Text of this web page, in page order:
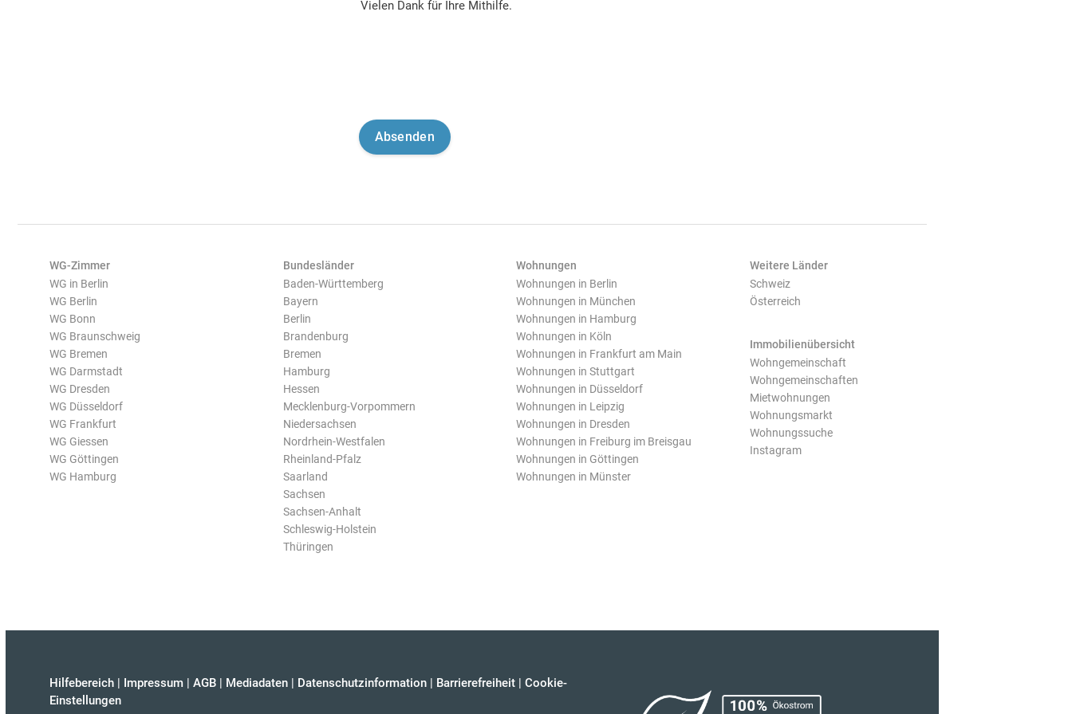
Vielen Dank für Ihre Mithilfe.
WG-Zimmer
WG in Berlin
WG Berlin
WG Bonn
WG Braunschweig
WG Bremen
WG Darmstadt
WG Dresden
WG Düsseldorf
WG Frankfurt
WG Giessen
WG Göttingen
WG Hamburg
Bundesländer
Baden-Württemberg
Bayern
Berlin
Brandenburg
Bremen
Hamburg
Hessen
Mecklenburg-Vorpommern
Niedersachsen
Nordrhein-Westfalen
Rheinland-Pfalz
Saarland
Sachsen
Sachsen-Anhalt
Schleswig-Holstein
Thüringen
Wohnungen
Wohnungen in Berlin
Wohnungen in München
Wohnungen in Hamburg
Wohnungen in Köln
Wohnungen in Frankfurt am Main
Wohnungen in Stuttgart
Wohnungen in Düsseldorf
Wohnungen in Leipzig
Wohnungen in Dresden
Wohnungen in Freiburg im Breisgau
Wohnungen in Göttingen
Wohnungen in Münster
Weitere Länder
Schweiz
Österreich
Immobilienübersicht
Wohngemeinschaft
Wohngemeinschaften
Mietwohnungen
Wohnungsmarkt
Wohnungssuche
Instagram
Hilfebereich | Impressum | AGB | Mediadaten | Datenschutzinformation | Barrierefreiheit | Cookie-
Einstellungen